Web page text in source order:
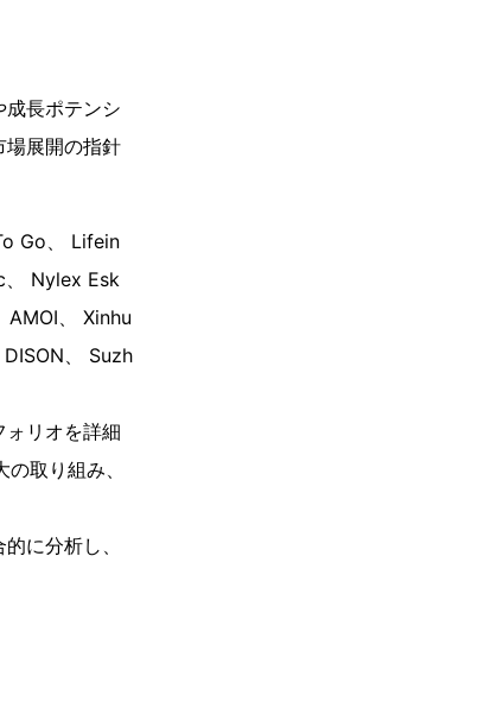
長ポテンシ
場展開の指針
Go、 Lifein
Nylex Esk
、 Xinhu
、 Suzh
リオを詳細
取り組み、
に分析し、